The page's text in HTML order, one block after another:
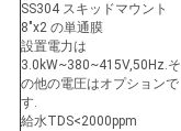
SS304 スキッドマウント
8"x2 の単通膜
設置電力は
3.0kW~380~415V,50Hz.そ
の他の電圧はオプションで
す.
給水TDS<2000ppm